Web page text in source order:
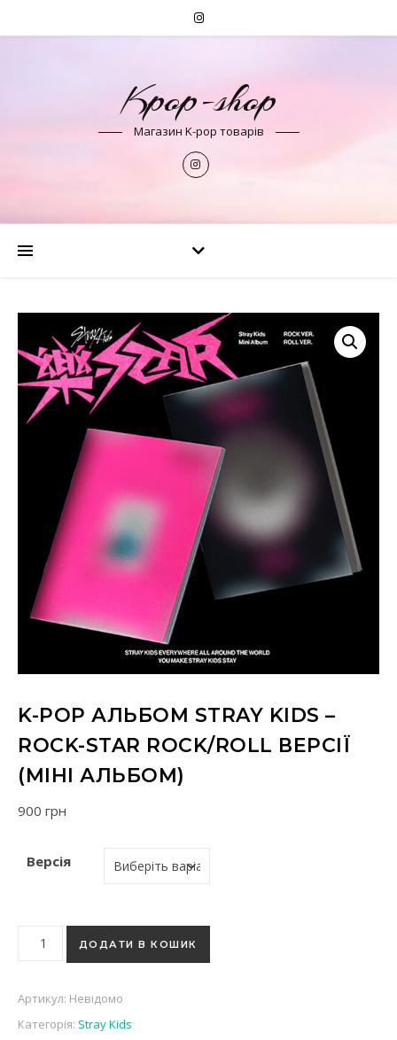
Kpop-shop
Магазин K-pop товарів
K-POP АЛЬБОМ STRAY KIDS –
ROCK-STAR ROCK/ROLL ВЕРСІЇ
(МІНІ АЛЬБОМ)
900 грн
Версія
K-pop альбом Stray Kids - ROCK-Star ROCK/ROLL версії
ДОДАТИ В КОШИК
Артикул: Невідомо
Категорія: Stray Kids